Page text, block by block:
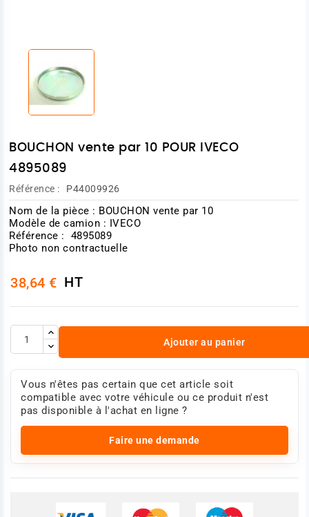
BOUCHON vente par 10 POUR IVECO
4895089
Référence : P44009926
Nom de la pièce : BOUCHON vente par 10
Modèle de camion : IVECO
Référence : 4895089
Photo non contractuelle
38,64 € HT
Ajouter au panier
Vous n'êtes pas certain que cet article soit
compatible avec votre véhicule ou ce produit n'est
pas disponible à l'achat en ligne ?
Faire une demande